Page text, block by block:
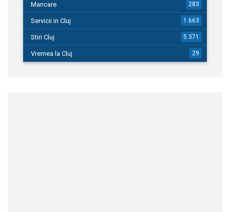
Mancare 283
Servicii in Cluj 1.663
Stiri Cluj 5.371
Vremea la Cluj 29